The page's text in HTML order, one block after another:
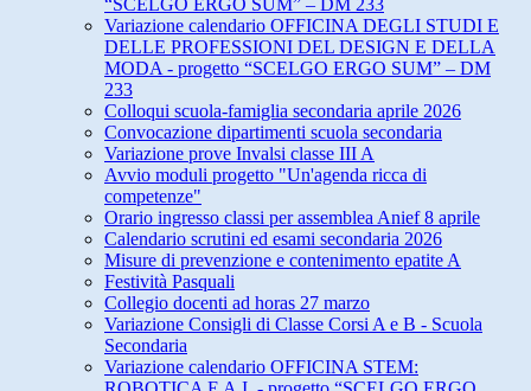
“SCELGO ERGO SUM” – DM 233
Variazione calendario OFFICINA DEGLI STUDI E
DELLE PROFESSIONI DEL DESIGN E DELLA
MODA - progetto “SCELGO ERGO SUM” – DM
233
Colloqui scuola-famiglia secondaria aprile 2026
Convocazione dipartimenti scuola secondaria
Variazione prove Invalsi classe III A
Avvio moduli progetto "Un'agenda ricca di
competenze"
Orario ingresso classi per assemblea Anief 8 aprile
Calendario scrutini ed esami secondaria 2026
Misure di prevenzione e contenimento epatite A
Festività Pasquali
Collegio docenti ad horas 27 marzo
Variazione Consigli di Classe Corsi A e B - Scuola
Secondaria
Variazione calendario OFFICINA STEM: